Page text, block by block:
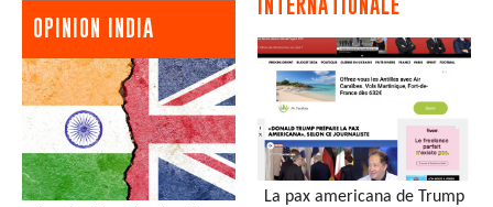
OPINION INDIA
INTERNATIONALE
La pax americana de Trump